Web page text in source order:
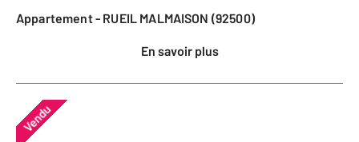
Appartement - RUEIL MALMAISON (92500)
En savoir plus
Vendu